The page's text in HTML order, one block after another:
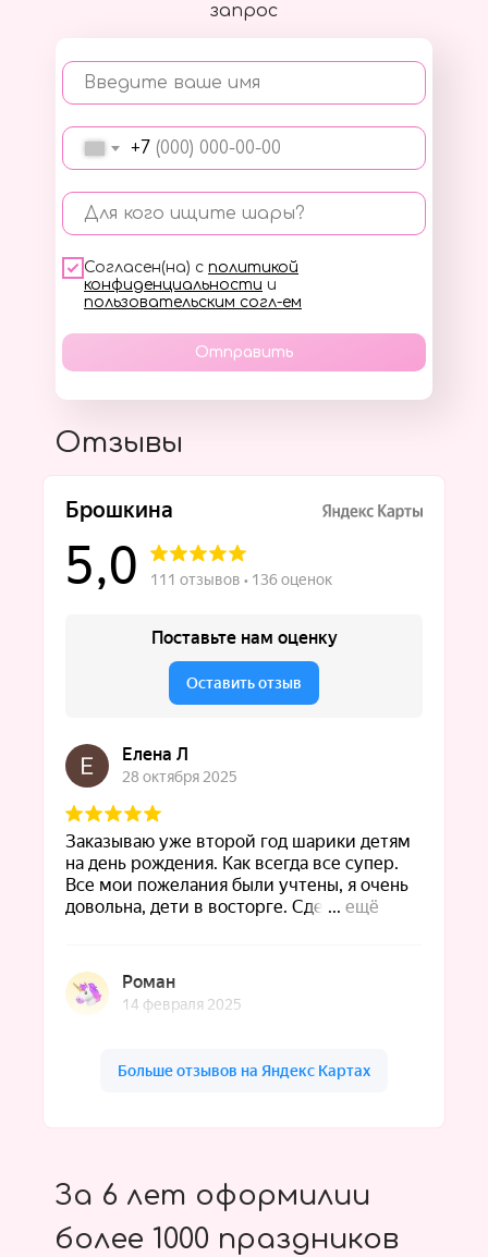
запрос
Введите ваше имя
+7
Для кого ищите шары?
Согласен(на) с политикой
конфиденциальности и
пользовательским согл-ем
Отправить
Отзывы
За 6 лет оформилии
более 1000 праздников